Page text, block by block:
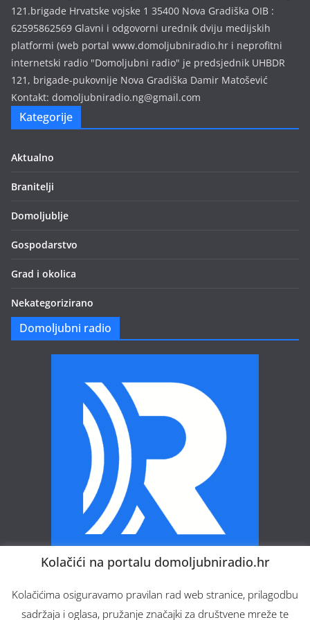
121.brigade Hrvatske vojske 1 35400 Nova Gradiška OIB :
62595862569 Glavni i odgovorni urednik dviju medijskih
platformi (web portal www.domoljubniradio.hr i neprofitni
internetski radio "Domoljubni radio" je predsjednik UHBDR
121, brigade-pukovnije Nova Gradiška Damir Matošević
Kontakt: domoljubniradio.ng@gmail.com
Kategorije
Aktualno
Branitelji
Domoljublje
Gospodarstvo
Grad i okolica
Nekategorizirano
Domoljubni radio
Domoljubni radio – Vaš web radio.
Kolačići na portalu domoljubniradio.hr
Kolačićima osiguravamo pravilan rad web stranice, prilagodbu
sadržaja i oglasa, pružanje značajki za društvene mreže te